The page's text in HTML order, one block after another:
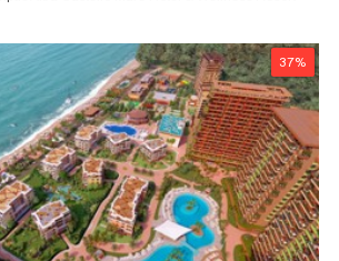
37%